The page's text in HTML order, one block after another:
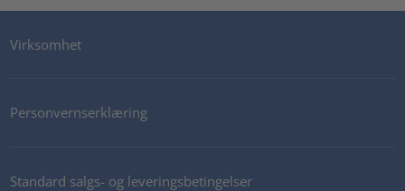
Virksomhet
Personvernserklæring
Standard salgs- og leveringsbetingelser